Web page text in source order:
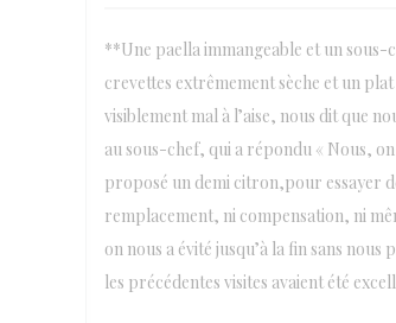
**Une paella immangeable et un
crevettes extrêmement sèche et un
visiblement mal à l’aise, nous dit que
au sous-chef, qui a répondu « Nous,
proposé un demi citron,pour essayer
remplacement, ni compensation, ni
on nous a évité jusqu’à la fin sans
les précédentes visites avaient été